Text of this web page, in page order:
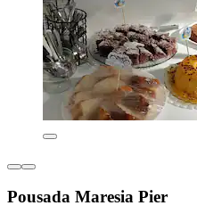
Pousada Maresia Pier